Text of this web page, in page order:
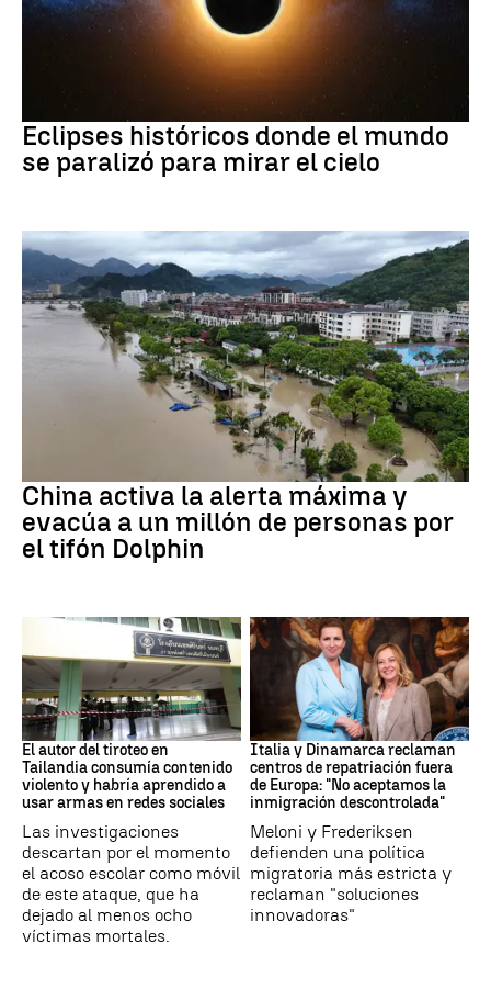
Eclipse solar
Eclipses históricos donde el mundo
se paralizó para mirar el cielo
China activa la alerta máxima y
evacúa a un millón de personas por
el tifón Dolphin
Tiroteo Tailandia
El autor del tiroteo en
Tailandia consumía contenido
violento y habría aprendido a
usar armas en redes sociales
Las investigaciones
descartan por el momento
el acoso escolar como móvil
de este ataque, que ha
dejado al menos ocho
víctimas mortales.
Inmigración
Italia y Dinamarca reclaman
centros de repatriación fuera
de Europa: "No aceptamos la
inmigración descontrolada"
Meloni y Frederiksen
defienden una política
migratoria más estricta y
reclaman "soluciones
innovadoras"